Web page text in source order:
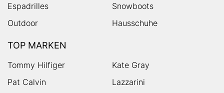
Espadrilles
Snowboots
Outdoor
Hausschuhe
TOP MARKEN
Tommy Hilfiger
Kate Gray
Pat Calvin
Lazzarini